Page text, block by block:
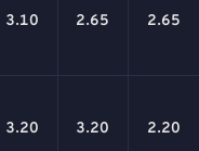
3.10 2.65 2.65
3.20 3.20 2.20